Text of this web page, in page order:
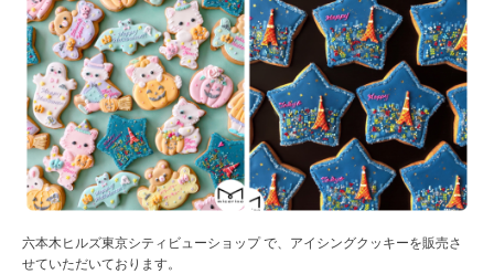
六本木ヒルズ東京シティビューショップ で、アイシングクッキーを販売さ
せていただいております。